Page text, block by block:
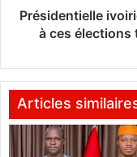
e
e
Présidentielle
à ces élections
Articles